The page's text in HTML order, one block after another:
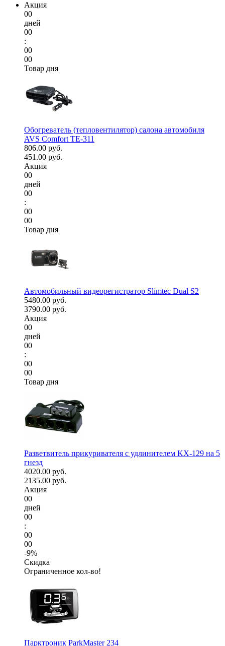
Акция
00
дней
00
:
00
00
Товар дня
Обогреватель (тепловентилятор) салона автомобиля
AVS Comfort TE-311
806.00 руб.
451.00 руб.
Акция
00
дней
00
:
00
00
Товар дня
Автомобильный видеорегистратор Slimtec Dual S2
5480.00 руб.
3790.00 руб.
Акция
00
дней
00
:
00
00
Товар дня
Разветвитель прикуривателя с удлинителем KX-129 на 5
гнезд
4020.00 руб.
2135.00 руб.
Акция
00
дней
00
:
00
00
-9%
Скидка
Ограниченное кол-во!
Парктроник ParkMaster 234